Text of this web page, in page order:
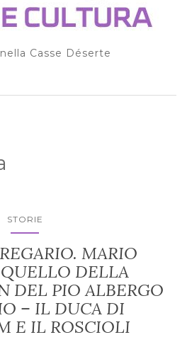
Casse Déserte
STORIE
MARIO
DELLA
DEL PIO ALBERGO
– IL DUCA DI
E IL ROSCIOLI